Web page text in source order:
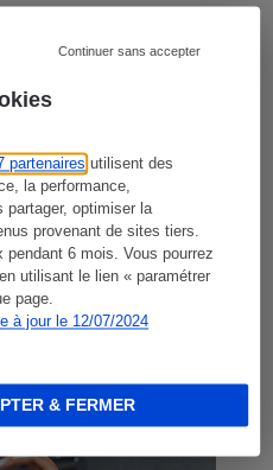
partenaires utilisent des
la performance,
partager, optimiser la
provenant de sites tiers.
6 mois. Vous pourrez
utilisant le lien « paramétrer
page.
à jour le 12/07/2024
Continuer sans accepter
& FERMER
pour vous